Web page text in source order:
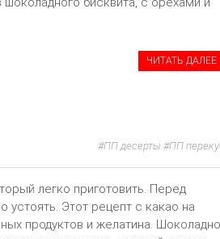
ЧИТАТЬ ДАЛЕЕ
ПП десерты ПП
легко приготовить. Перед
Этот рецепт с какао на
продуктов и желатина.